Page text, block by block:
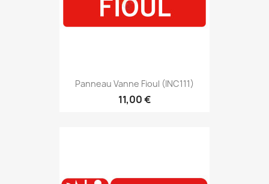
Panneau Vanne Fioul (INC111)
11,00 €